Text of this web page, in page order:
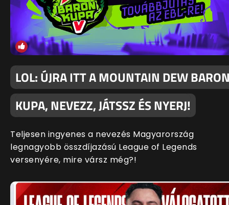
LOL: ÚJRA ITT A MOUNTAIN DEW
KUPA, NEVEZZ, JÁTSSZ ÉS NYERJ!
Teljesen ingyenes a nevezés Magyarország
legnagyobb összdíjazású League of Legends
versenyére, mire vársz még?!